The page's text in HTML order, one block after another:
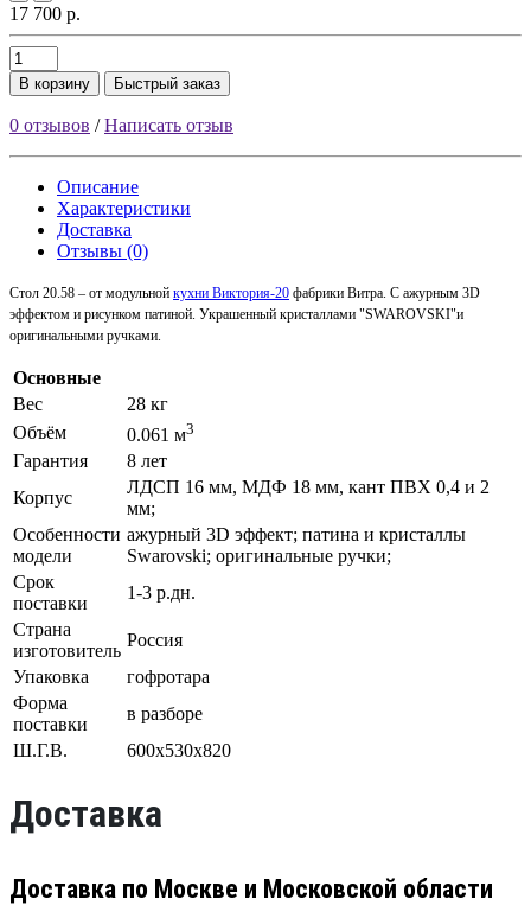
17 700 р.
В корзину Быстрый заказ
0 отзывов /Написать отзыв
Описание
Характеристики
Доставка
Отзывы (0)
Стол 20.58 – от модульной кухни Виктория-20 фабрики Витра. С ажурным 3D
эффектом и рисунком патиной. Украшенный кристаллами "SWAROVSKI"и
оригинальными ручками.
Основные
Вес
28 кг
Объём
0.061 м3
Гарантия
8 лет
Корпус
ЛДСП 16 мм, МДФ 18 мм, кант ПВХ 0,4 и 2
мм;
Особенности
модели
ажурный 3D эффект; патина и кристаллы
Swarovski; оригинальные ручки;
Срок
поставки
1-3 р.дн.
Страна
изготовитель
Россия
Упаковка
гофротара
Форма
поставки
в разборе
Ш.Г.В.
600х530х820
Доставка
Доставка по Москве и Московской области